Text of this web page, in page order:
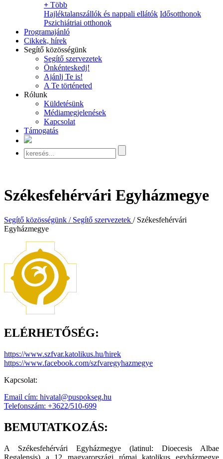
+ Több
Hajléktalanszállók és nappali ellátók Idősotthonok
Pszichiátriai otthonok
Programajánló
Cikkek, hírek
Segítő közösségünk
Segítő szervezetek
Önkénteskedj!
Ajánlj Te is!
A Te történeted
Rólunk
Küldetésünk
Médiamegjelenések
Kapcsolat
Támogatás
Székesfehérvári Egyházmegye
Segítő közösségünk / Segítő szervezetek / Székesfehérvári
Egyházmegye
ELÉRHETŐSÉG:
https://www.szfvar.katolikus.hu/hirek
https://www.facebook.com/szfvaregyhazmegye
Kapcsolat:
Email cím: hivatal@puspokseg.hu
Telefonszám: +3622/510-699
BEMUTATKOZÁS:
A Székesfehérvári Egyházmegye (latinul: Dioecesis Albae
Regalensis) a 12 magyarországi római katolikus egyházmegye